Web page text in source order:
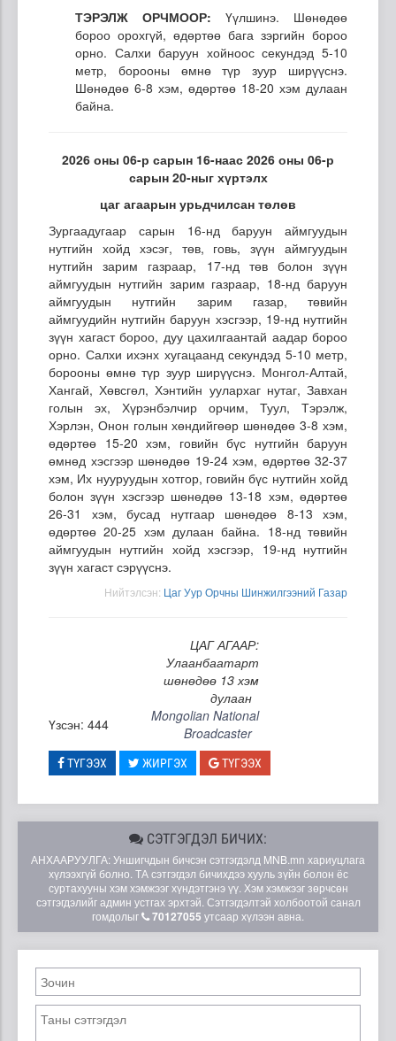
ТЭРЭЛЖ ОРЧМООР: Үүлшинэ. Шөнөдөө
бороо орохгүй, өдөртөө бага зэргийн бороо
орно. Салхи баруун хойноос секундэд 5-10
метр, борооны өмнө түр зуур ширүүснэ.
Шөнөдөө 6-8 хэм, өдөртөө 18-20 хэм дулаан
байна.
2026 оны 06-р сарын 16-наас 2026 оны 06-р
сарын 20-ныг хүртэлх
цаг агаарын урьдчилсан төлөв
Зургаадугаар сарын 16-нд баруун аймгуудын
нутгийн хойд хэсэг, төв, говь, зүүн аймгуудын
нутгийн зарим газраар, 17-нд төв болон зүүн
аймгуудын нутгийн зарим газраар, 18-нд баруун
аймгуудын нутгийн зарим газар, төвийн
аймгуудийн нутгийн баруун хэсгээр, 19-нд нутгийн
зүүн хагаст бороо, дуу цахилгаантай аадар бороо
орно. Салхи ихэнх хугацаанд секундэд 5-10 метр,
борооны өмнө түр зуур ширүүснэ. Монгол-Алтай,
Хангай, Хөвсгөл, Хэнтийн уулархаг нутаг, Завхан
голын эх, Хүрэнбэлчир орчим, Туул, Тэрэлж,
Хэрлэн, Онон голын хөндийгөөр шөнөдөө 3-8 хэм,
өдөртөө 15-20 хэм, говийн бүс нутгийн баруун
өмнөд хэсгээр шөнөдөө 19-24 хэм, өдөртөө 32-37
хэм, Их нууруудын хотгор, говийн бүс нутгийн хойд
болон зүүн хэсгээр шөнөдөө 13-18 хэм, өдөртөө
26-31 хэм, бусад нутгаар шөнөдөө 8-13 хэм,
өдөртөө 20-25 хэм дулаан байна. 18-нд төвийн
аймгуудын нутгийн хойд хэсгээр, 19-нд нутгийн
зүүн хагаст сэрүүснэ.
Нийтэлсэн: Цаг Уур Орчны Шинжилгээний Газар
ЦАГ АГААР:
Улаанбаатарт
шөнөдөө 13 хэм
дулаан
Үзсэн: 444
Mongolian National
Broadcaster
ТҮГЭЭХ ЖИРГЭХ ТҮГЭЭХ
СЭТГЭГДЭЛ БИЧИХ:
АНХААРУУЛГА: Уншигчдын бичсэн сэтгэгдэлд MNB.mn хариуцлага
хүлээхгүй болно. ТА сэтгэгдэл бичихдээ хууль зүйн болон ёс
суртахууны хэм хэмжээг хүндэтгэнэ үү. Хэм хэмжээг зөрчсөн
сэтгэгдэлийг админ устгах эрхтэй. Сэтгэгдэлтэй холбоотой санал
гомдолыг
70127055 утсаар хүлээн авна.